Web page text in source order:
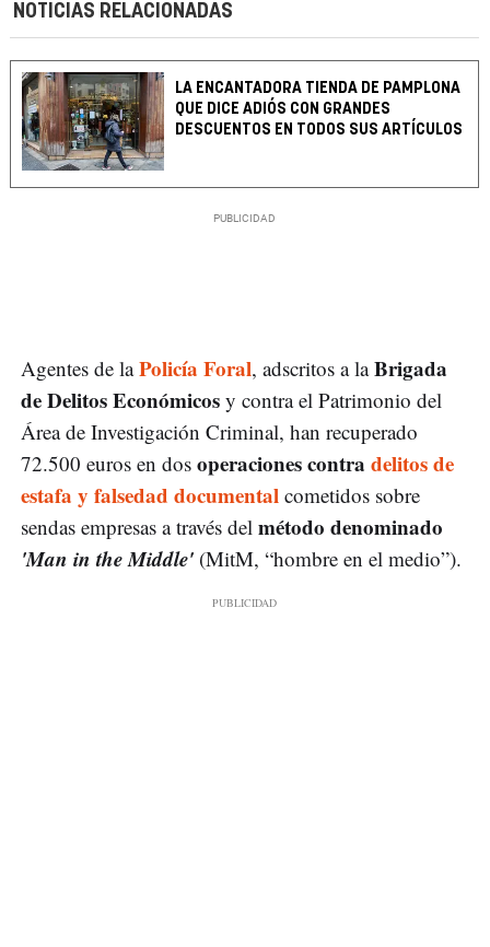
NOTICIAS RELACIONADAS
LA ENCANTADORA TIENDA DE PAMPLONA
QUE DICE ADIÓS CON GRANDES
DESCUENTOS EN TODOS SUS ARTÍCULOS
Agentes de laPolicía Foral, adscritos a laBrigada
de Delitos Económicos y contra el Patrimonio del
Área de Investigación Criminal, han recuperado
72.500 euros en dos operaciones contra delitos de
estafa y falsedad documental cometidos sobre
sendas empresas a través del método denominado
'Man in the Middle' (MitM, “hombre en el medio”).